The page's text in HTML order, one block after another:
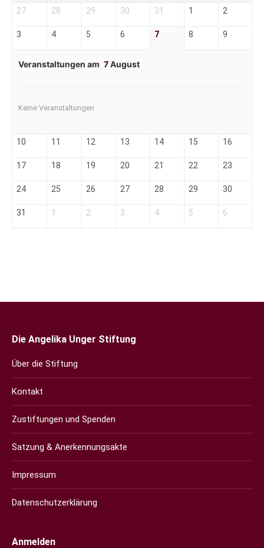
27 28 29 30 31 1 2
3 4 5 6 7 8 9
Veranstaltungen am 7August
Keine Veranstaltungen
10 11 12 13 14 15 16
17 18 19 20 21 22 23
24 25 26 27 28 29 30
31 1 2 3 4 5 6
Die Angelika Unger Stiftung
Über die Stiftung
Kontakt
Zustiftungen und Spenden
Satzung & Anerkennungsakte
Impressum
Datenschutzerklärung
Anmelden